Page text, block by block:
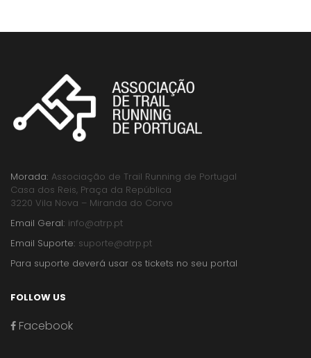
Morada: Associação de Trail Running de Portugal
Casa dos Reis, Praça da República
3220 Vila Nova – Miranda do Corvo
Email Geral: info@atrp.pt
Email Suporte: suporte@atrp.pt
Para suporte deverá usar os tickets no seu portal
FOLLOW US
Facebook